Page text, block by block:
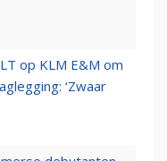
op KLM E&M om
‘Zwaar